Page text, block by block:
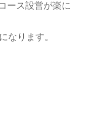
ース設営が楽に
なります。